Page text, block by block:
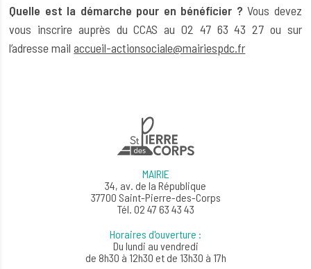
Quelle est la démarche pour en bénéficier ?Vous devez
vous inscrire auprès du CCAS au 02 47 63 43 27 ou sur
l’adresse mailaccueil-actionsociale@mairiespdc.fr
MAIRIE
34, av. de la République
37700 Saint-Pierre-des-Corps
Tél. 02 47 63 43 43
Horaires d'ouverture :
Du lundi au vendredi
de 8h30 à 12h30 et de 13h30 à 17h